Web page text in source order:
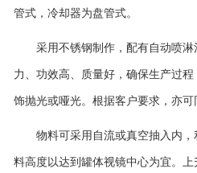
管式，冷却器为盘管式。
采用不锈钢制作，配有自动喷淋
力、功效高、质量好，确保生产过
饰抛光或哑光。根据客户要求，亦
物料可采用自流或真空抽入内
料高度以达到罐体视镜中心为宜。